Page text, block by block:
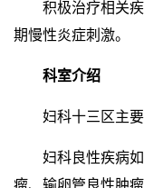
积极治疗相关疾
期慢性炎症刺激。
科室介绍
妇科十三区主要
妇科良性疾病如